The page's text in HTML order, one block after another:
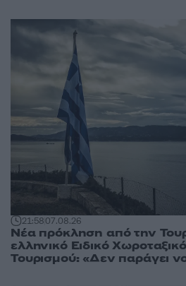
21:5807.08.26
Νέα πρόκληση από την
ελληνικό Ειδικό
Τουρισμού: «Δεν παράγει